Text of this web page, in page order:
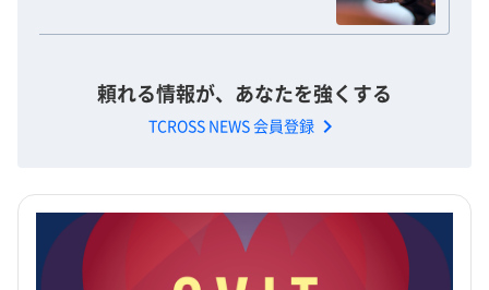
頼れる情報が、あなたを強くする
TCROSS NEWS 会員登録 chevron_right